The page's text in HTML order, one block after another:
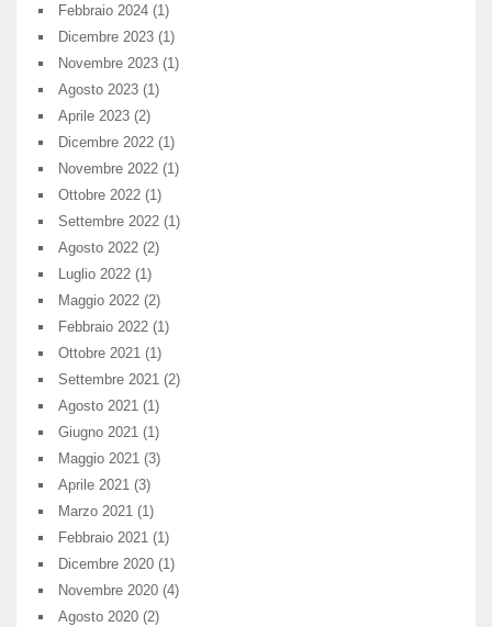
Febbraio 2024 (1)
Dicembre 2023 (1)
Novembre 2023 (1)
Agosto 2023 (1)
Aprile 2023 (2)
Dicembre 2022 (1)
Novembre 2022 (1)
Ottobre 2022 (1)
Settembre 2022 (1)
Agosto 2022 (2)
Luglio 2022 (1)
Maggio 2022 (2)
Febbraio 2022 (1)
Ottobre 2021 (1)
Settembre 2021 (2)
Agosto 2021 (1)
Giugno 2021 (1)
Maggio 2021 (3)
Aprile 2021 (3)
Marzo 2021 (1)
Febbraio 2021 (1)
Dicembre 2020 (1)
Novembre 2020 (4)
Agosto 2020 (2)